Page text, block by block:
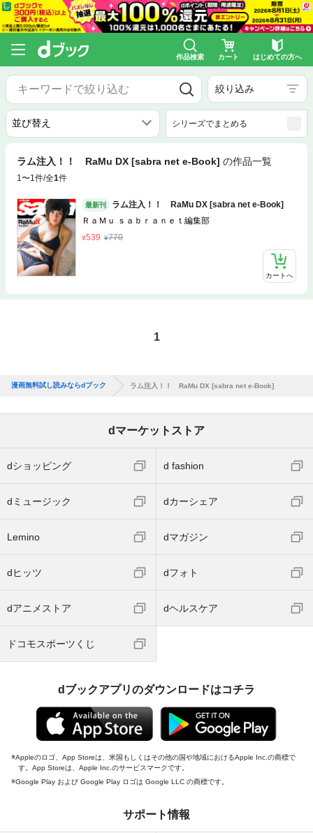
作品検索 カート はじめての方へ
絞り込み
シリーズでまとめる
ラム注入！！ RaMu DX [sabra net e-Book] の作品一覧
1〜1件/全1件
最新刊
ラム注入！！ RaMu DX [sabra net e-Book]
ＲａＭｕ ｓａｂｒａｎｅｔ編集部
539
770
カートへ
1
漫画無料試し読みならdブック ラム注入！！ RaMu DX [sabra net e-Book]
dマーケットストア
dショッピング d fashion
dミュージック dカーシェア
Lemino dマガジン
dヒッツ dフォト
dアニメストア dヘルスケア
ドコモスポーツくじ
dブックアプリのダウンロードはコチラ
Appleのロゴ、App Storeは、米国もしくはその他の国や地域におけるApple Inc.の商標で
す。App Storeは、Apple Inc.のサービスマークです。
Google Play および Google Play ロゴは Google LLC の商標です。
サポート情報